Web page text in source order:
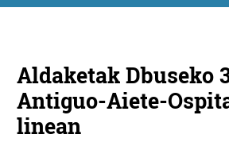
Aldaketak Dbuseko
Antiguo-Aiete-
linean